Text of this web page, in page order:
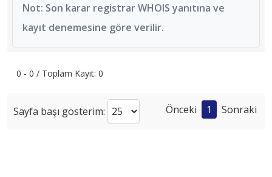
Not: Son karar registrar WHOIS yanıtına ve
kayıt denemesine göre verilir.
0 - 0 / Toplam Kayıt: 0
Sayfa başı gösterim: Önceki 1 Sonraki